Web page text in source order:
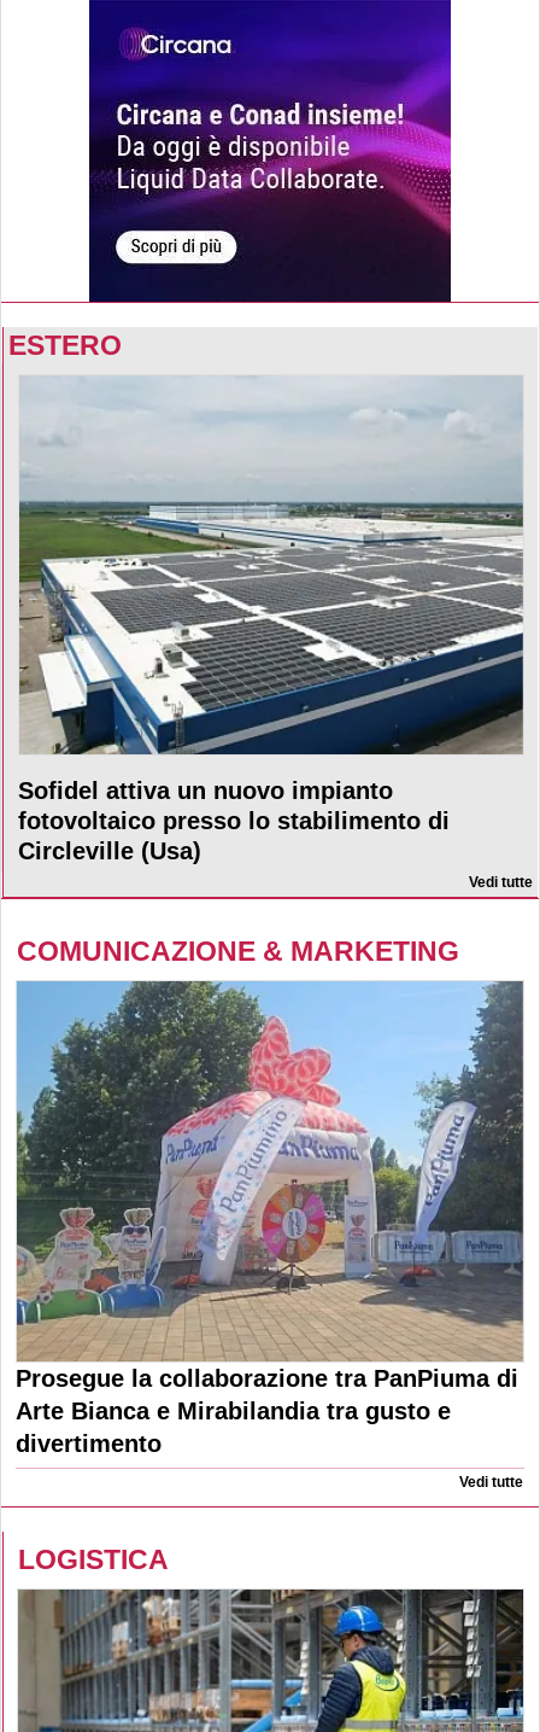
ESTERO
Sofidel attiva un nuovo impianto
fotovoltaico presso lo stabilimento di
Circleville (Usa)
Vedi tutte
COMUNICAZIONE & MARKETING
Prosegue la collaborazione tra PanPiuma di
Arte Bianca e Mirabilandia tra gusto e
divertimento
Vedi tutte
LOGISTICA